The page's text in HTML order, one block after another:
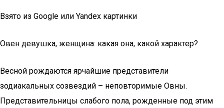
Взято из Google или Yandex картинки
Овен девушка, женщина: какая она, какой характер?
Весной рождаются ярчайшие представители
зодиакальных созвездий – неповторимые Овны.
Представительницы слабого пола, рожденные под этим